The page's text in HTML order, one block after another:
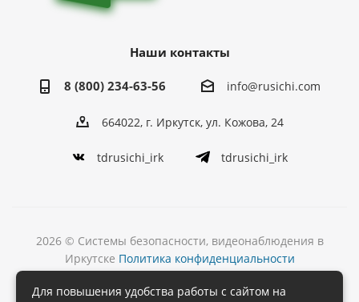
Наши контакты
8 (800) 234-63-56 info@rusichi.com
664022, г. Иркутск, ул. Кожова, 24
tdrusichi_irk tdrusichi_irk
2026 © Системы безопасности, видеонаблюдения в
Иркутске Политика конфиденциальности
Разработка
Для повышения удобства работы с сайтом на